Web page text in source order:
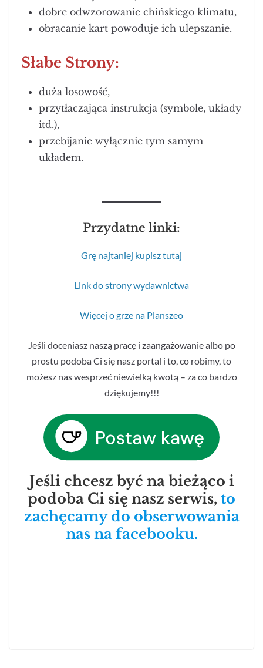
dobre odwzorowanie chińskiego klimatu,
obracanie kart powoduje ich ulepszanie.
Słabe Strony:
duża losowość,
przytłaczająca instrukcja (symbole, układy
itd.),
przebijanie wyłącznie tym samym
układem.
Przydatne linki:
Grę najtaniej kupisz tutaj
Link do strony wydawnictwa
Więcej o grze na Planszeo
Jeśli doceniasz naszą pracę i zaangażowanie albo po
prostu podoba Ci się nasz portal i to, co robimy, to
możesz nas wesprzeć niewielką kwotą – za co bardzo
dziękujemy!!!
Jeśli chcesz być na bieżąco i
podoba Ci się nasz serwis, to
zachęcamy do obserwowania
nas na facebooku.